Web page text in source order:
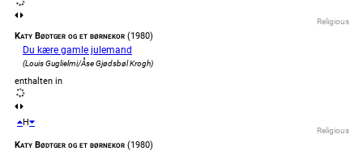
Religious
Katy Bødtger og et børnekor (1980)
Du kære gamle julemand
(Louis Guglielmi/Åse Gjødsbøl Krogh)
enthalten in
H
Religious
Katy Bødtger og et børnekor (1980)